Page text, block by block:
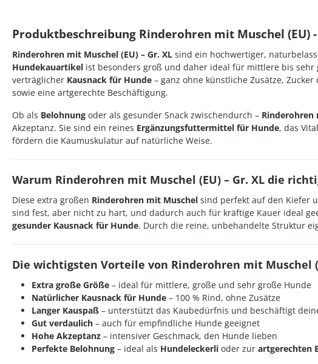
Produktbeschreibung Rinderohren mit Muschel (EU) -
Rinderohren mit Muschel (EU) – Gr. XL sind ein hochwertiger,
Hundekauartikel ist besonders groß und daher ideal für mittlere bis
verträglicher Kausnack für Hunde – ganz ohne künstliche Zusätze,
sowie eine artgerechte Beschäftigung.
Ob als Belohnung oder als gesunder Snack zwischendurch – Rinderohren
Akzeptanz. Sie sind ein reines Ergänzungsfuttermittel für Hunde, das
fördern die Kaumuskulatur auf natürliche Weise.
Warum Rinderohren mit Muschel (EU) – Gr. XL die
Diese extra großen Rinderohren mit Muschel sind perfekt auf den Kiefer
sind fest, aber nicht zu hart, und dadurch auch für kräftige Kauer ideal
gesunder Kausnack für Hunde. Durch die reine, unbehandelte Struktur
Die wichtigsten Vorteile von Rinderohren mit Muschel
Extra große Größe – ideal für mittlere, große und sehr große Hunde
Natürlicher Kausnack für Hunde – 100 % Rind, ohne Zusätze
Langer Kauspaß – unterstützt das Kaubedürfnis und beschäftigt
Gut verdaulich – auch für empfindliche Hunde geeignet
Hohe Akzeptanz – intensiver Geschmack, den Hunde lieben
Perfekte Belohnung – ideal als Hundeleckerli oder zur artgerechten